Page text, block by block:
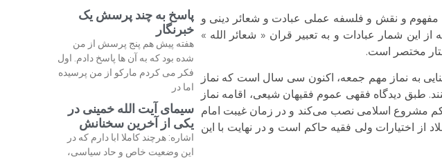
مفهوم و نقش و فلسفه عملی عبادت و شعائر دینی و
این شمار عبادات و به تعبیر قران « شعائر الله »
مختصر است.
به نماز مهم جمعه، اکنون سی سال است که نماز
طبق دیدگاه فقهی عموم فقیهان شیعی، اقامه نماز
مشروع اسلامی نصب می‌‌کند و در زمان غیبت امام
اختیارات ولی فقیه حاکم است و در نهایت با این
پاسخ به چند پرسش یک
خبرنگار
هفته پیش هم پنج پرسش از من
شده بود که به آن ها پاسخ دادم. اول
فکر می کردم مارکو از من پرسیده
اما در
سیمای آیت الله خمینی در
یکی از آخرین سخنانش
اشاره: هرچند کاملا ابا دارم که در
این وضعیت خاص و حاد سیاسی،